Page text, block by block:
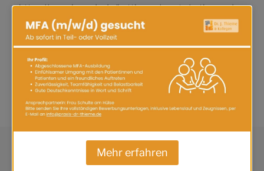
https://www.jameda.de/hattingen/aerzte/orthopaeden
/dr-joerg-thieme/uebersicht/80103257_1/
Das Jameda Profil von Frau Welling finden Sie unter:
https://www.jameda.de/hattingen/aerzte/chirurgen-
allgemein/gabriele-welling/uebersicht/81251623_1/
Mehr erfahren